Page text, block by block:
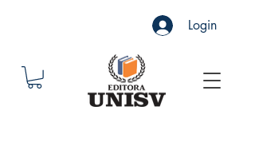
Login